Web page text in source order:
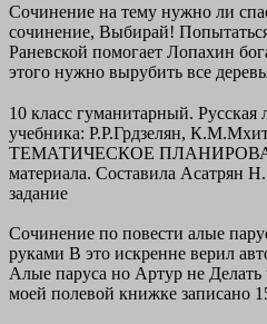
Сочинение на тему нужно ли
сочинение, Выбирай!
Раневской помогает Лопахин
этого нужно вырубить все
10 класс гуманитарный. Русская
учебника: Р.Р.Грдзелян,
ТЕМАТИЧЕСКОЕ
материала. Составила Асатрян
задание
Сочинение по повести алые
руками В это искренне верил
Алые паруса но Артур не
моей полевой книжке записано